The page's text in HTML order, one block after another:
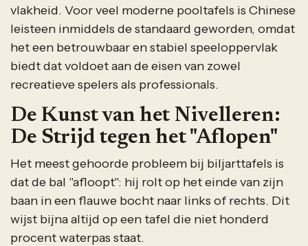
vlakheid. Voor veel moderne pooltafels is Chinese
leisteen inmiddels de standaard geworden, omdat
het een betrouwbaar en stabiel speeloppervlak
biedt dat voldoet aan de eisen van zowel
recreatieve spelers als professionals.
De Kunst van het Nivelleren:
De Strijd tegen het "Aflopen"
Het meest gehoorde probleem bij biljarttafels is
dat de bal "afloopt": hij rolt op het einde van zijn
baan in een flauwe bocht naar links of rechts. Dit
wijst bijna altijd op een tafel die niet honderd
procent waterpas staat.